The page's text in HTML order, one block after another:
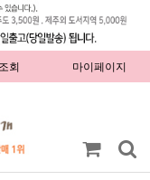
회 마이페이지